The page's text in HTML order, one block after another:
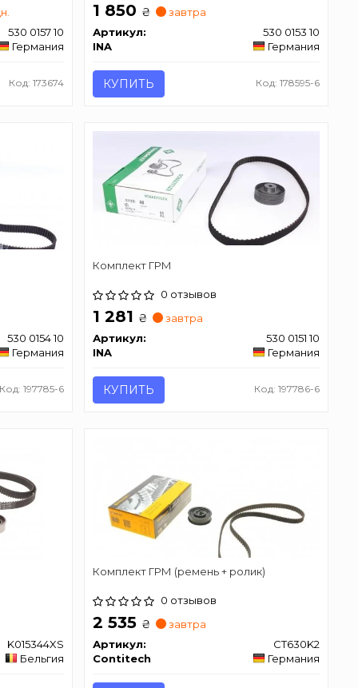
530 0157 10
Германия
Код: 173674
1 850 ₴
завтра
Артикул:
530 0153 10
INA
Германия
КУПИТЬ Код: 178595-6
530 0154 10
Германия
Код: 197785-6
Комплект ГРМ
0 отзывов
1 281 ₴
завтра
Артикул:
530 0151 10
INA
Германия
КУПИТЬ Код: 197786-6
K015344XS
Бельгия
Комплект ГРМ (ремень + ролик)
0 отзывов
2 535 ₴
завтра
Артикул:
CT630K2
Contitech
Германия